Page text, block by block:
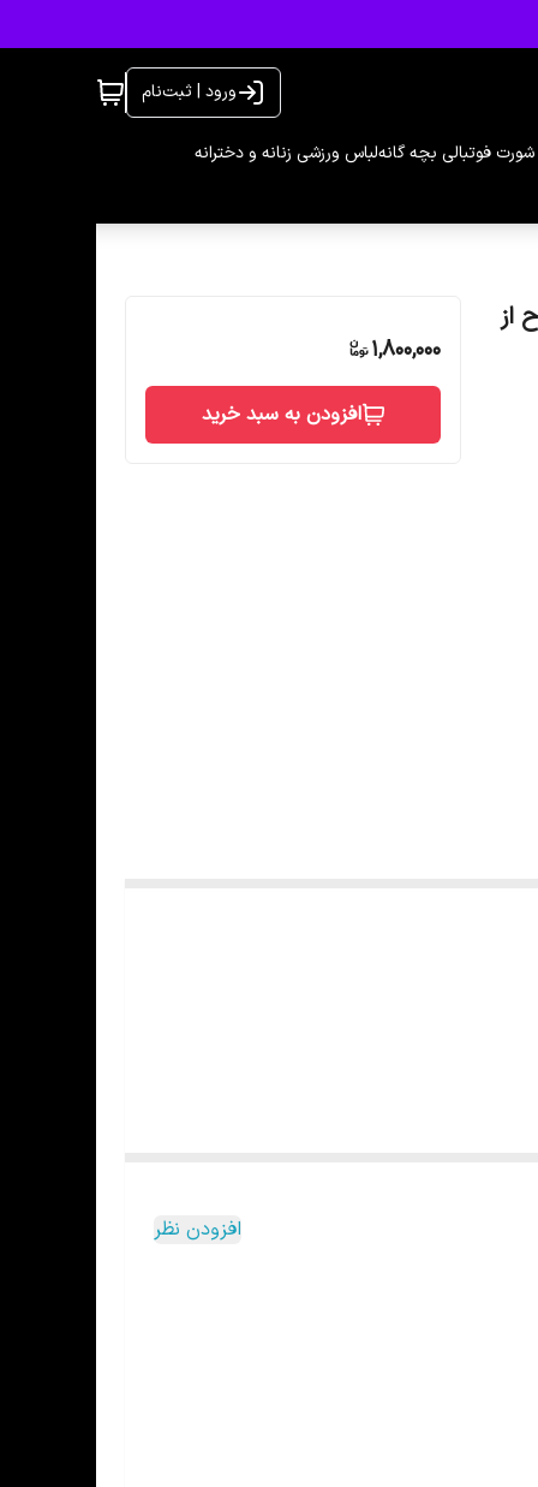
ورود | ثبت‌نام
فوتبالی بچه گانهلباس ورزشی زنانه و دخترانه
طرحدار کد 30130 در 6 طرح از
1,800,000
افزودن به سبد خرید
افزودن نظر